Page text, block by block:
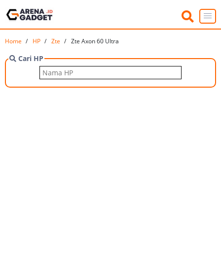
Home HP Zte Zte Axon 60 Ultra
Cari HP